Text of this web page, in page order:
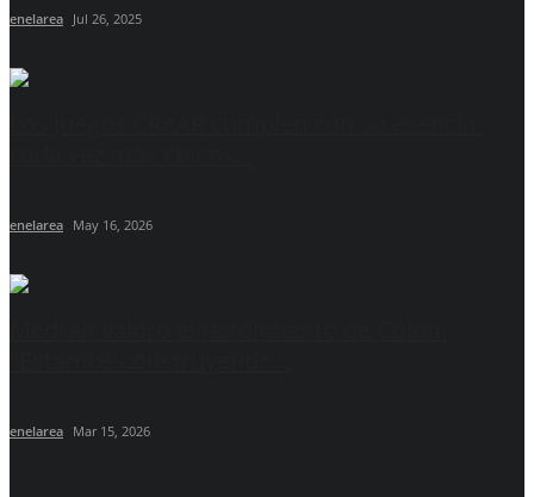
enelarea Jul 26, 2025
enelarea May 16, 2026
enelarea Mar 15, 2026